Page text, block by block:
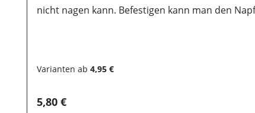
nicht nagen kann. Befestigen kann man den
Varianten ab 4,95 €
Regulärer Preis:
5,80 €